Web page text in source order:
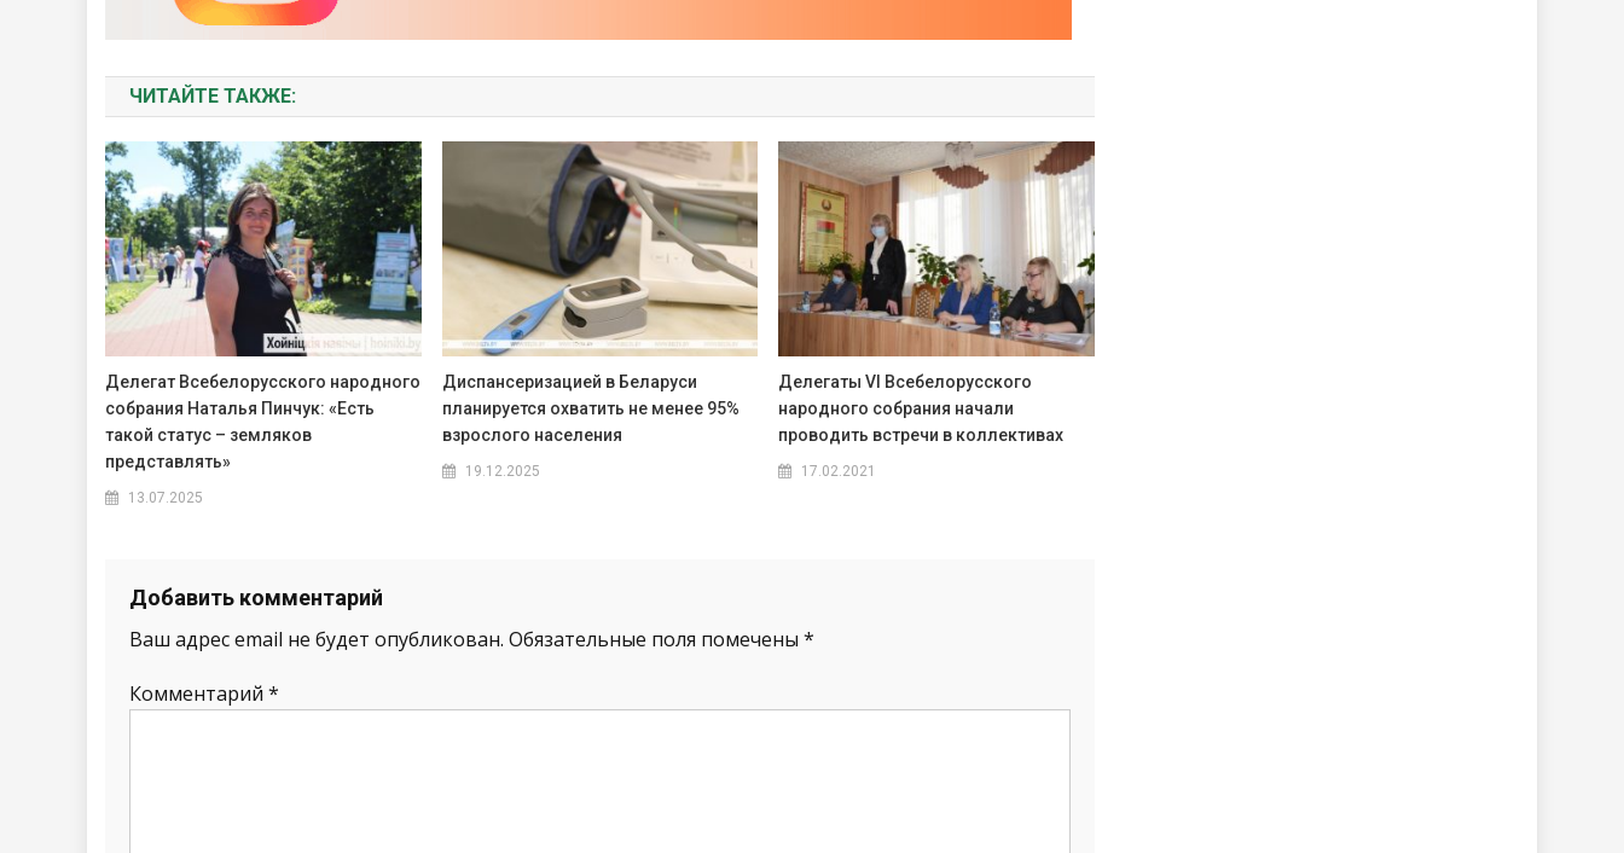
ЧИТАЙТЕ ТАКЖЕ:
Делегат Всебелорусского народного
собрания Наталья Пинчук: «Есть
такой статус – земляков
представлять»
13.07.2025
Диспансеризацией в Беларуси
планируется охватить не менее 95%
взрослого населения
19.12.2025
Делегаты VI Всебелорусского
народного собрания начали
проводить встречи в коллективах
17.02.2021
Добавить комментарий
Ваш адрес email не будет опубликован. Обязательные поля помечены *
Комментарий *